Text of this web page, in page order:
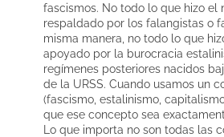
fascismos. No todo lo que hizo el
respaldado por los falangistas o
misma manera, no todo lo que
apoyado por la burocracia
regímenes posteriores nacidos
de la URSS. Cuando usamos un
(fascismo, estalinismo,
que ese concepto sea
Lo que importa no son todas las